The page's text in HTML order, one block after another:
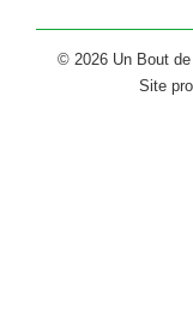
© 2026 Un Bout
Site